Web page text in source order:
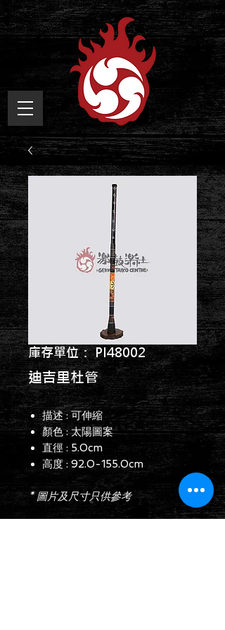
庫存單位： PI48002
迪吉里杜管
描述 : 可伸縮
顏色 : 太陽圖案
直徑 : 5.0cm
高度 : 92.0-155.0cm
* 圖片及尺寸只供參考